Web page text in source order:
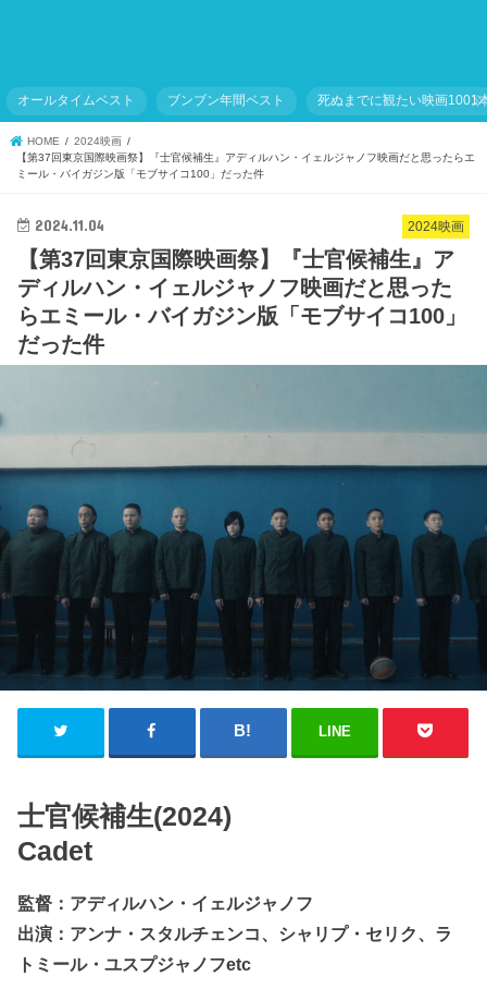
オールタイムベスト ブンブン年間ベスト 死ぬまでに観たい映画1001
HOME
2024映画
【第37回東京国際映画祭】『士官候補生』アディルハン・イェルジャノフ映画だと思ったらエ
ミール・バイガジン版「モブサイコ100」だった件
2024映画
2024.11.04
【第37回東京国際映画祭】『士官候補生』ア
ディルハン・イェルジャノフ映画だと思った
らエミール・バイガジン版「モブサイコ100」
だった件
LINE
士官候補生(2024)
Cadet
監督：アディルハン・イェルジャノフ
出演：アンナ・スタルチェンコ、シャリプ・セリク、ラ
トミール・ユスプジャノフetc